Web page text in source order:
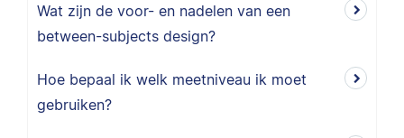
Wat zijn de voor- en nadelen van een
between-subjects design?
Hoe bepaal ik welk meetniveau ik moet
gebruiken?